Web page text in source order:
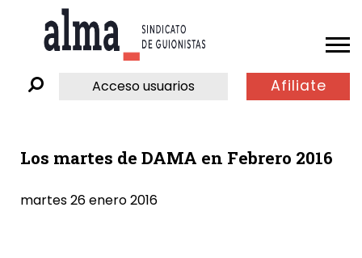
Acceso usuarios Afiliate
Los martes de DAMA en Febrero 2016
martes 26 enero 2016